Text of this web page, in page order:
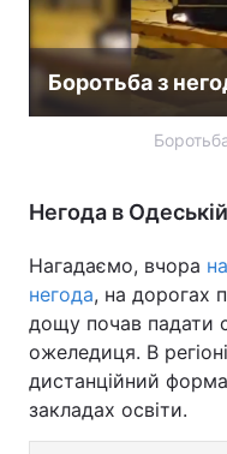
Боротьба з
Негода в
Нагадаємо, вчора
негода, на дорогах
дощу почав падати
ожеледиця. В
дистанційний
закладах освіти.